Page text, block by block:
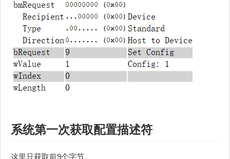
系统第一次获取配置描述符
这里只获取前9个字节。